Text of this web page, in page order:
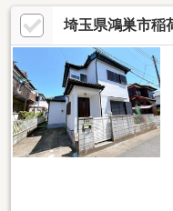
埼玉県鴻巣市稲